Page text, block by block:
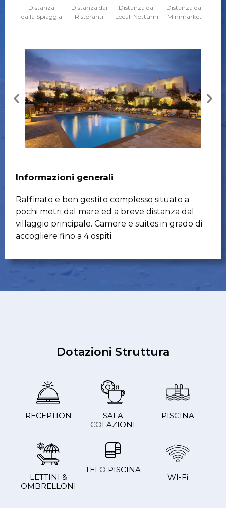
Distanza
dalla Spiaggia
Distanza dai
Ristoranti
Distanza dai
Locali Notturni
Distanza dai
Minimarket
Informazioni generali
Raffinato e ben gestito complesso situato a
pochi metri dal mare ed a breve distanza dal
villaggio principale. Camere e suites in grado di
accogliere fino a 4 ospiti.
Dotazioni Struttura
RECEPTION
SALA
COLAZIONI
PISCINA
LETTINI &
OMBRELLONI
TELO PISCINA
WI-Fi